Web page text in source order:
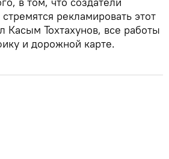
рекламировать этот
Касым Тохтахунов, все работы
и дорожной карте.